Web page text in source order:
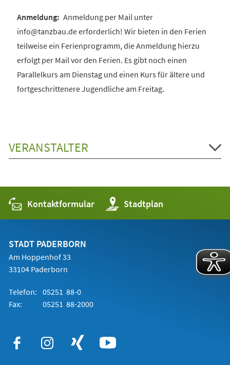
Anmeldung per Mail unter
info@tanzbau.de erforderlich! Wir bieten in den Ferien
teilweise ein Ferienprogramm, die Anmeldung hierzu
erfolgt per Mail vor den Ferien. Es gibt noch einen
Parallelkurs am Dienstag und einen Kurs für ältere und
fortgeschrittenere Jugendliche am Freitag.
VERANSTALTER
Kontaktformular Stadtplan
(Öffnet
in
einem
STADT PADERBORN
Am Hoppenhof 33
33104 Paderborn
Telefon: 05251 88-0
Fax:
05251 88-2000